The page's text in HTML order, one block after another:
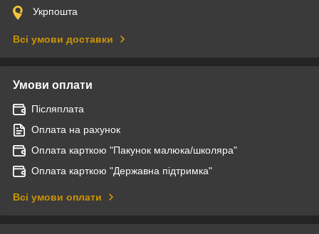
Укрпошта
Всі умови доставки
Умови оплати
Післяплата
Оплата на рахунок
Оплата карткою "Пакунок малюка/школяра"
Оплата карткою "Державна підтримка"
Всі умови оплати